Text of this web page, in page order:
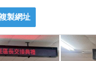
製網址